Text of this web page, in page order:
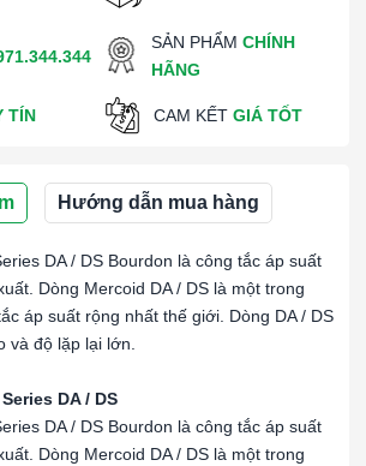
SẢN PHẨMCHÍNH
HÃNG
TÍN CAM KẾT GIÁ TỐT
Hướng dẫn mua hàng
DA / DS Bourdon là công tắc áp suất
Dòng Mercoid DA / DS là một trong
áp suất rộng nhất thế giới. Dòng DA / DS
và độ lặp lại lớn.
DA / DS
DA / DS Bourdon là công tắc áp suất
Dòng Mercoid DA / DS là một trong